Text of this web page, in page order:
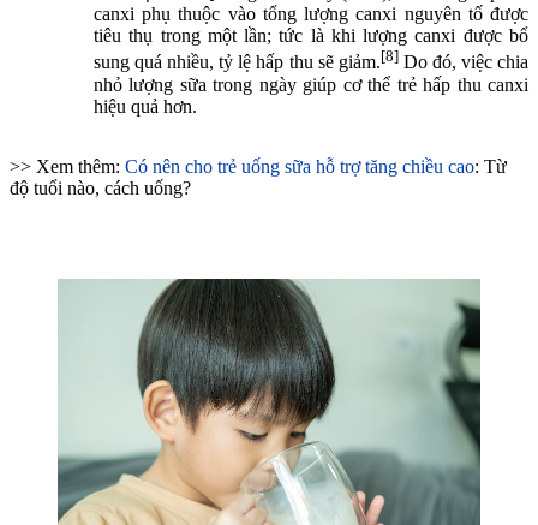
canxi phụ thuộc vào tổng lượng canxi nguyên tố được
tiêu thụ trong một lần; tức là khi lượng canxi được bổ
sung quá nhiều, tỷ lệ hấp thu sẽ giảm.[8]Do đó, việc chia
nhỏ lượng sữa trong ngày giúp cơ thể trẻ hấp thu canxi
hiệu quả hơn.
>> Xem thêm: Có nên cho trẻ uống sữa hỗ trợ tăng chiều cao: Từ
độ tuổi nào, cách uống?